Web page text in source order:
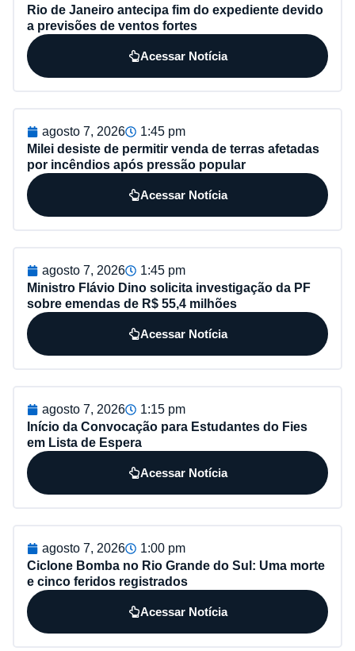
Rio de Janeiro antecipa fim do expediente devido
a previsões de ventos fortes
Acessar Notícia
agosto 7, 2026
1:45 pm
Milei desiste de permitir venda de terras afetadas
por incêndios após pressão popular
Acessar Notícia
agosto 7, 2026
1:45 pm
Ministro Flávio Dino solicita investigação da PF
sobre emendas de R$ 55,4 milhões
Acessar Notícia
agosto 7, 2026
1:15 pm
Início da Convocação para Estudantes do Fies
em Lista de Espera
Acessar Notícia
agosto 7, 2026
1:00 pm
Ciclone Bomba no Rio Grande do Sul: Uma morte
e cinco feridos registrados
Acessar Notícia